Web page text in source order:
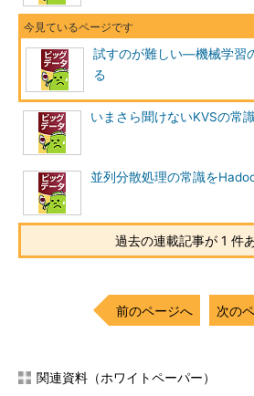
試すのが難しい―機械学習
る
いまさら聞けないKVSの常
並列分散処理の常識を
過去の連載記事が 1 件
前のページへ 次の
関連資料（ホワイトペーパー）